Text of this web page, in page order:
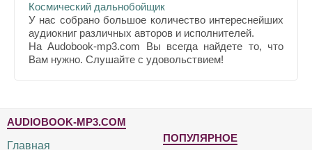
Космический дальнобойщик
У нас собрано большое количество интереснейших
аудиокниг различных авторов и исполнителей.
На Audobook-mp3.com Вы всегда найдете то, что
Вам нужно. Слушайте с удовольствием!
AUDIOBOOK-MP3.COM
Главная
ПОПУЛЯРНОЕ